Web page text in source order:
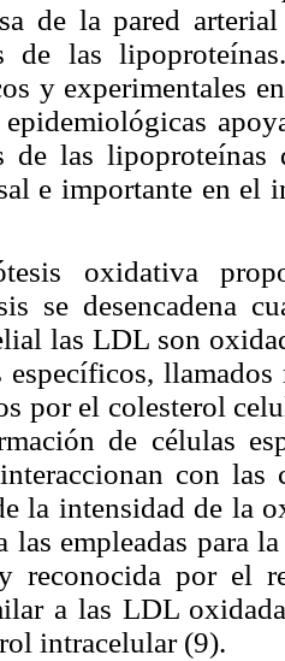
de la pared
de las
y experimentales
de las lipoproteínas
e importante en el
oxidativa
se desencadena
las LDL son
específicos,
por el colesterol
de células
con
la intensidad de la
las empleadas para
reconocida por el
a las LDL
intracelular (9).